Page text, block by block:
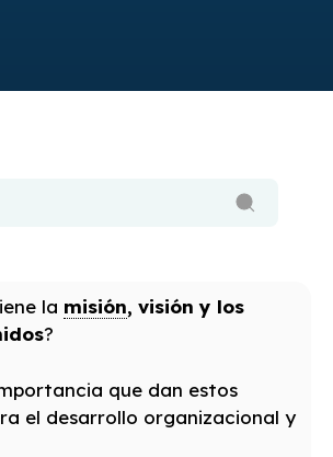
la misión, visión y los
?
que dan estos
el desarrollo organizacional y